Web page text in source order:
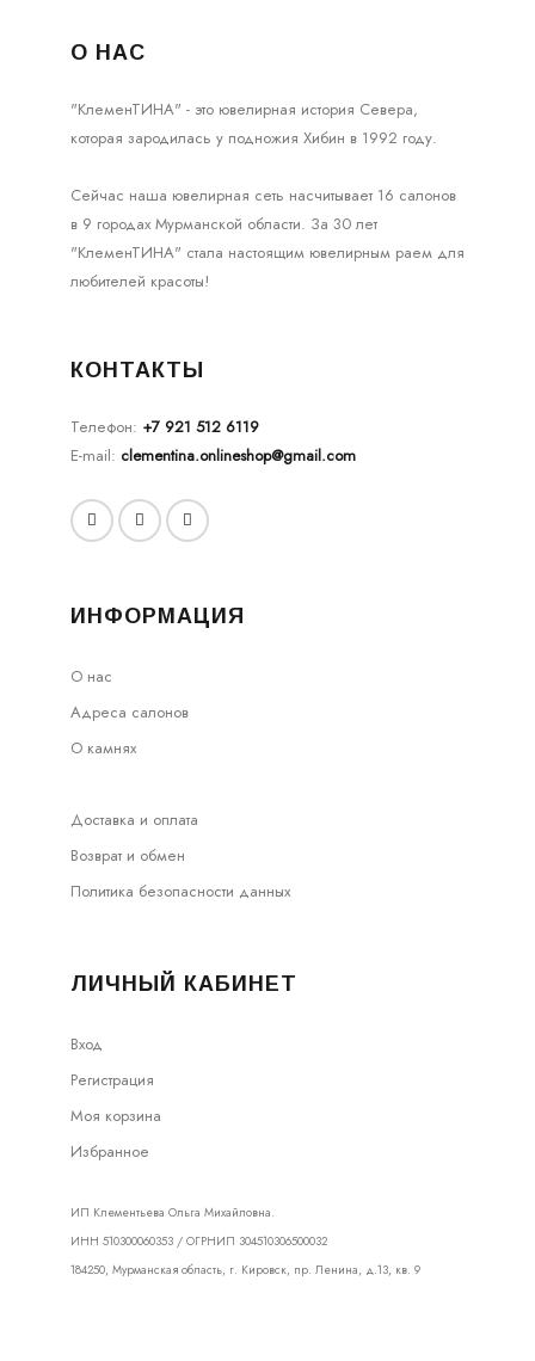
О НАС
"КлеменТИНА" - это ювелирная история Севера,
которая зародилась у подножия Хибин в 1992 году.
Сейчас наша ювелирная сеть насчитывает 16 салонов
в 9 городах Мурманской области. За 30 лет
"КлеменТИНА" стала настоящим ювелирным раем для
любителей красоты!
КОНТАКТЫ
Телефон: +7 921 512 6119
E-mail: clementina.onlineshop@gmail.com
ИНФОРМАЦИЯ
О нас
Адреса салонов
О камнях
Доставка и оплата
Возврат и обмен
Политика безопасности данных
ЛИЧНЫЙ КАБИНЕТ
Вход
Регистрация
Моя корзина
Избранное
ИП Клементьева Ольга Михайловна.
ИНН 510300060353 / ОГРНИП 304510306500032
184250, Мурманская область, г. Кировск, пр. Ленина, д.13, кв. 9